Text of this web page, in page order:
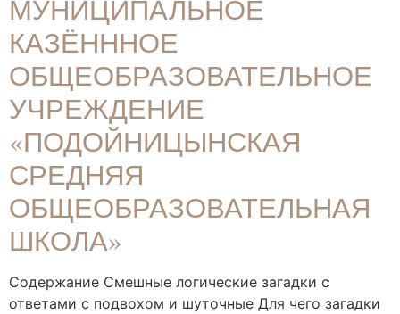
МУНИЦИПАЛЬНОЕ
КАЗЁНННОЕ
ОБЩЕОБРАЗОВАТЕЛЬНОЕ
УЧРЕЖДЕНИЕ
«ПОДОЙНИЦЫНСКАЯ
СРЕДНЯЯ
ОБЩЕОБРАЗОВАТЕЛЬНАЯ
ШКОЛА»
Содержание Смешные логические загадки с
ответами с подвохом и шуточные Для чего загадки